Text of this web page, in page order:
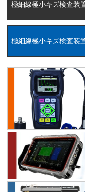
極細線極小キズ検査装
極細線極小キズ検査装